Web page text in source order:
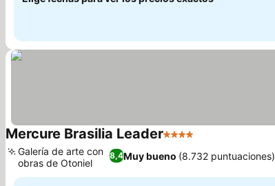
Mercure Brasilia Leader4 Estrellas
8,4Muy bueno (8.732 puntuaciones)
Galería de arte con
obras de Otoniel